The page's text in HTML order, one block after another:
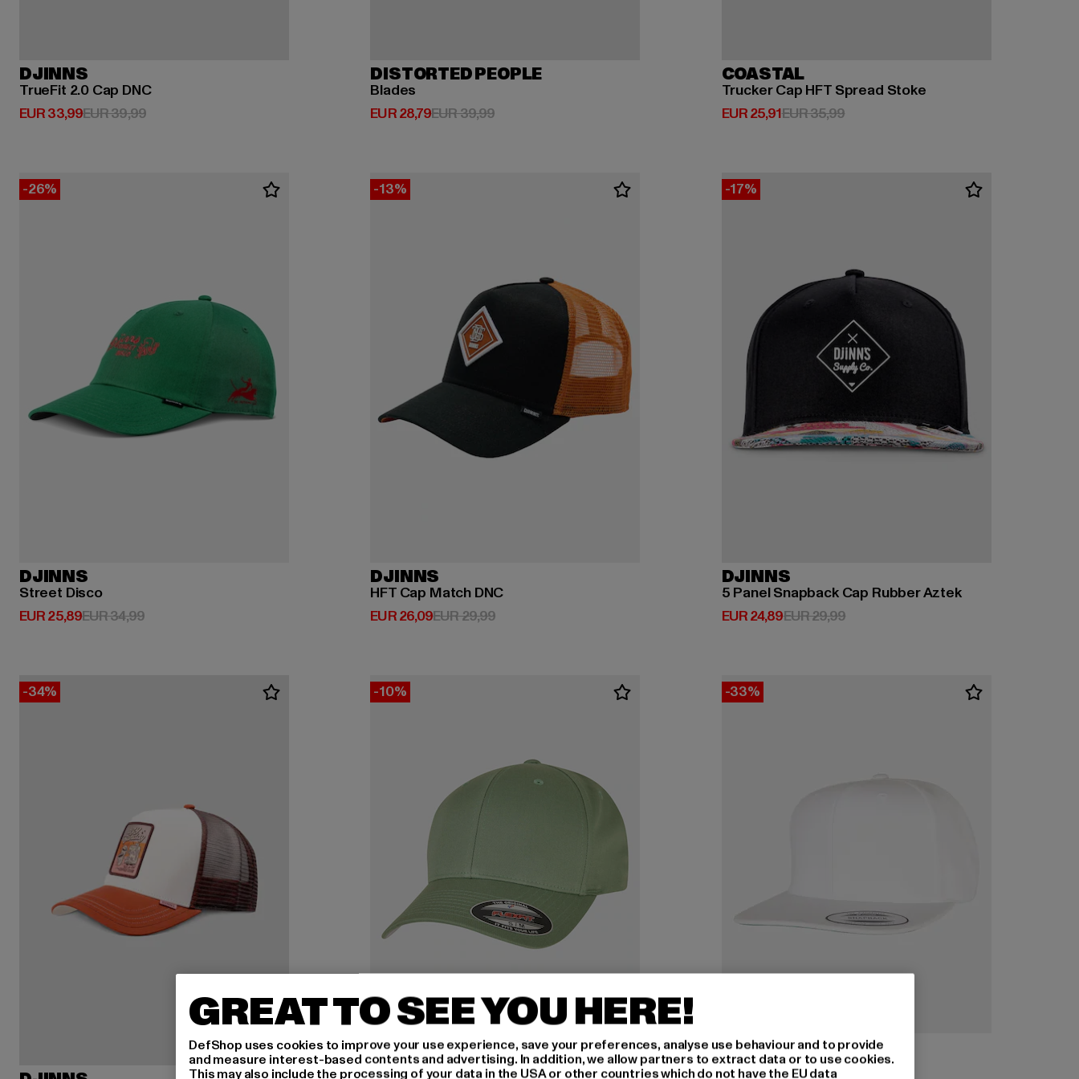
DJINNS
TrueFit 2.0 Cap DNC
EUR 33,99
Huidige prijs: EUR 33,99
EUR 39,99Actieprijs: EUR 39,99
DISTORTED PEOPLE
Blades
EUR 28,79
Huidige prijs: EUR 28,79
EUR 39,99Actieprijs: EUR 39,99
COASTAL
Trucker Cap HFT Spread Stoke
EUR 25,91
Huidige prijs: EUR 25,91
EUR 35,99Actieprijs: EUR 35,99
-26%
DJINNS
Street Disco
EUR 25,89
Huidige prijs: EUR 25,89
EUR 34,99Actieprijs: EUR 34,99
-13%
DJINNS
HFT Cap Match DNC
EUR 26,09
Huidige prijs: EUR 26,09
EUR 29,99Actieprijs: EUR 29,99
-17%
DJINNS
5 Panel Snapback Cap Rubber Aztek
EUR 24,89
Huidige prijs: EUR 24,89
EUR 29,99Actieprijs: EUR 29,99
-34% -10%
FLEXFIT
Wooly Combed
-33%
FLEXFIT
Classic
GREAT TO SEE YOU HERE!
DefShop uses cookies to improve your use experience, save your preferences, analyse use behaviour and to provide
and measure interest-based contents and advertising. In addition, we allow partners to extract data or to use cookies.
This may also include the processing of your data in the USA or other countries which do not have the EU data